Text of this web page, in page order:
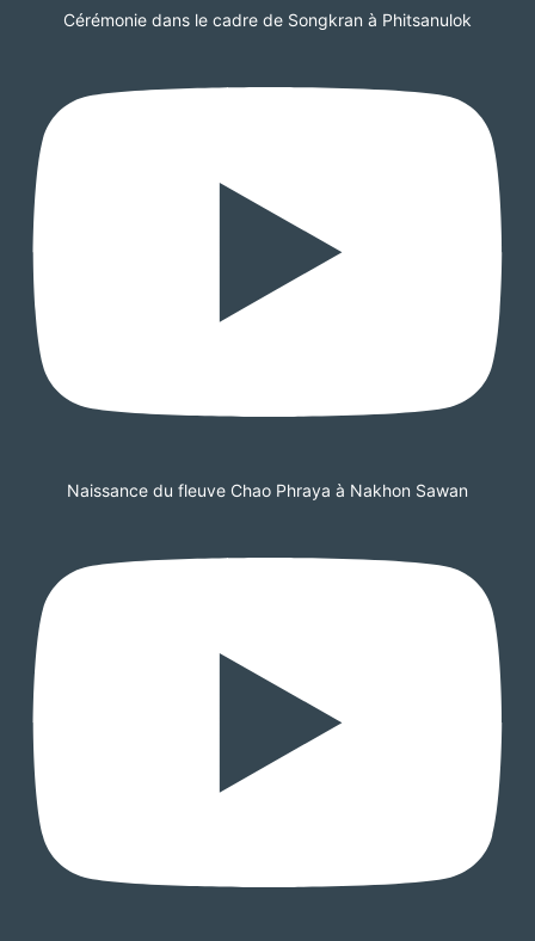
Cérémonie dans le cadre de Songkran à Phitsanulok
Naissance du fleuve Chao Phraya à Nakhon Sawan